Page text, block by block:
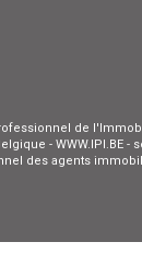
de
-
des agents